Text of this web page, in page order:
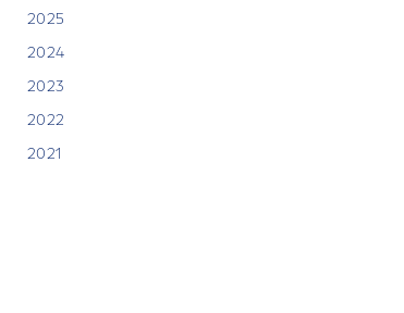
2025
2024
2023
2022
2021